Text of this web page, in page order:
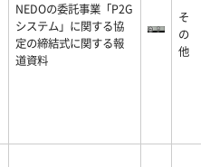
NEDOの委託事業「P2G
システム」に関する協
定の締結式に関する報
道資料
そ
の
他